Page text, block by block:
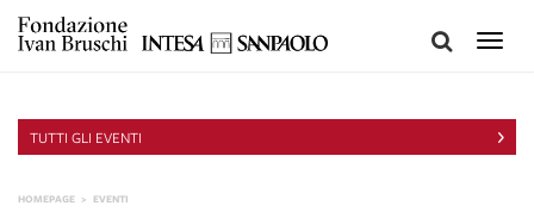
Toggle
TUTTI GLI EVENTI
HOMEPAGE EVENTI